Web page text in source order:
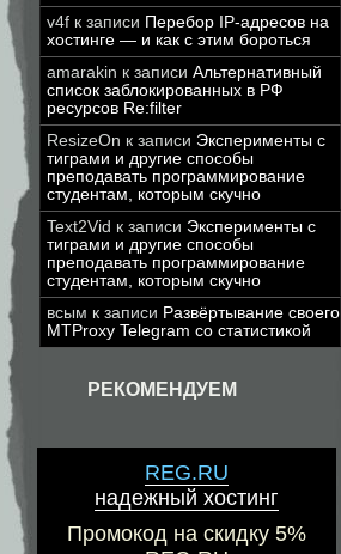
v4f к записи Перебор IP-адресов на
хостинге — и как с этим бороться
amarakin к записи Альтернативный
список заблокированных в РФ
ресурсов Re:filter
ResizeOn к записи Эксперименты с
тиграми и другие способы
преподавать программирование
студентам, которым скучно
Text2Vid к записи Эксперименты с
тиграми и другие способы
преподавать программирование
студентам, которым скучно
всым к записи Развёртывание своего
MTProxy Telegram со статистикой
РЕКОМЕНДУЕМ
REG.RU
надежный хостинг
Промокод на скидку 5%